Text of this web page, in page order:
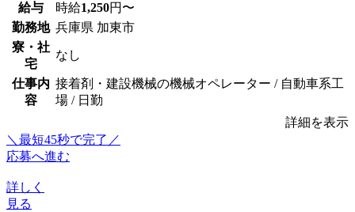
給与 時給1,250円〜
勤務地 兵庫県 加東市
寮・社
宅
なし
仕事内
容
接着剤・建設機械の機械オペレーター / 自動車系工
場 / 日勤
詳細を表示
＼最短45秒で完了／
応募へ進む
詳しく
見る